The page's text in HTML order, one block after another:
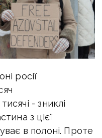
росії
- зниклі
з цієї
в полоні. Проте